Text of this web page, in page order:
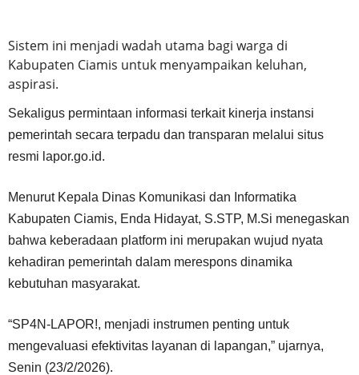
Sistem ini menjadi wadah utama bagi warga di
Kabupaten Ciamis untuk menyampaikan keluhan,
aspirasi.
Sekaligus permintaan informasi terkait kinerja instansi
pemerintah secara terpadu dan transparan melalui situs
resmi lapor.go.id.
Menurut Kepala Dinas Komunikasi dan Informatika
Kabupaten Ciamis, Enda Hidayat, S.STP, M.Si menegaskan
bahwa keberadaan platform ini merupakan wujud nyata
kehadiran pemerintah dalam merespons dinamika
kebutuhan masyarakat.
“SP4N-LAPOR!, menjadi instrumen penting untuk
mengevaluasi efektivitas layanan di lapangan,” ujarnya,
Senin (23/2/2026).